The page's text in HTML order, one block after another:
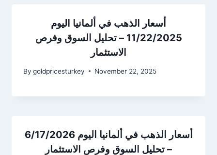
أسعار الذهب في ألمانيا اليوم
11/22/2025 – تحليل السوق وفرص
الاستثمار
By goldpricesturkey November 22, 2025
أسعار الذهب في ألمانيا اليوم 6/17/2026
– تحليل السوق وفرص الاستثمار